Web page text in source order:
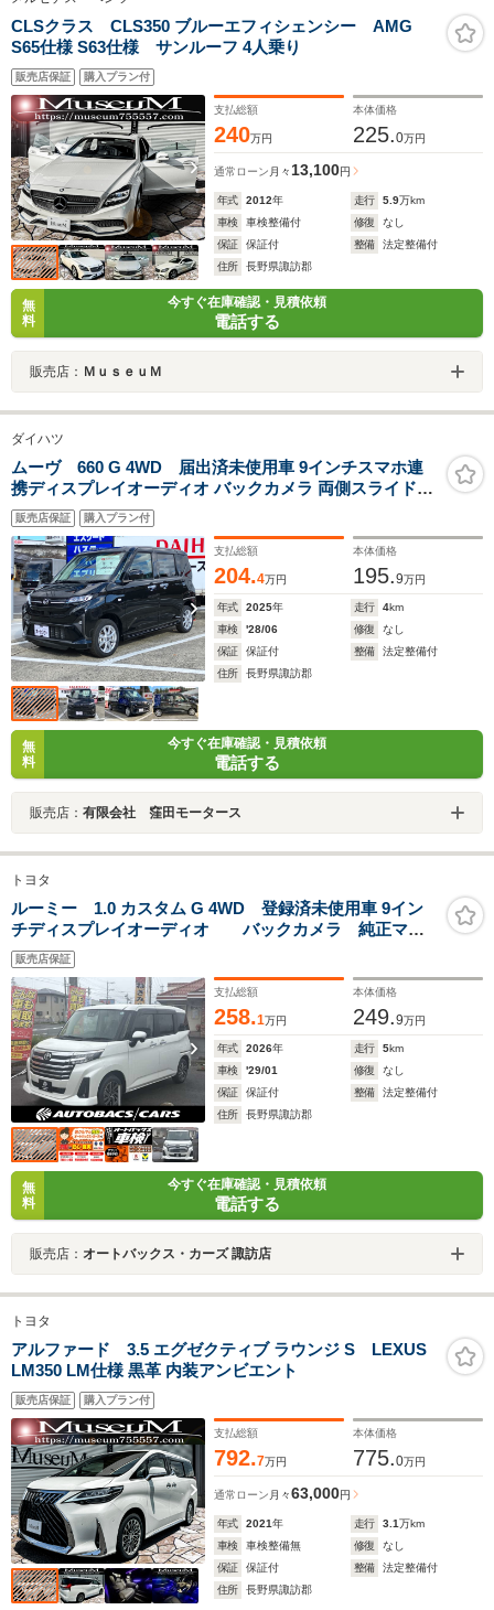
CLSクラス CLS350 ブルーエフィシェンシー AMG
S65仕様 S63仕様 サンルーフ 4人乗り
販売店保証 購入プラン付
支払総額
240万円
本体価格
225.0万円
通常ローン 月々13,100円
年式 2012年 走行 5.9万km
車検
車検整備付 修復
なし
保証
保証付 整備
法定整備付
住所
長野県諏訪郡
無
料
今すぐ在庫確認・見積依頼
電話する
販売店： ＭｕｓｅｕＭ
ダイハツ
ムーヴ 660 G 4WD 届出済未使用車 9インチスマホ連
携ディスプレイオーディオ バックカメラ 両側スライド左
側電動スライドドア
販売店保証 購入プラン付
支払総額
204.4万円
本体価格
195.9万円
年式 2025年 走行 4km
車検
'28/06 修復
なし
保証
保証付 整備
法定整備付
住所
長野県諏訪郡
無
料
今すぐ在庫確認・見積依頼
電話する
販売店： 有限会社 窪田モータース
トヨタ
ルーミー 1.0 カスタム G 4WD 登録済未使用車 9イン
チディスプレイオーディオ バックカメラ 純正マッ
ト 純正バイザー
販売店保証
支払総額
258.1万円
本体価格
249.9万円
年式 2026年 走行 5km
車検
'29/01 修復
なし
保証
保証付 整備
法定整備付
住所
長野県諏訪郡
無
料
今すぐ在庫確認・見積依頼
電話する
販売店： オートバックス・カーズ 諏訪店
トヨタ
アルファード 3.5 エグゼクティブ ラウンジ S LEXUS
LM350 LM仕様 黒革 内装アンビエント
販売店保証 購入プラン付
支払総額
792.7万円
本体価格
775.0万円
通常ローン 月々63,000円
年式 2021年 走行 3.1万km
車検
車検整備無 修復
なし
保証
保証付 整備
法定整備付
住所
長野県諏訪郡